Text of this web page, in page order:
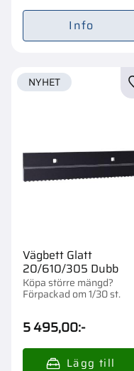
Info
Vägbett Glatt
20/610/305 Dubb
Köpa större mängd?
Förpackad om 1/30 st.
5 495,00:-
NYHET